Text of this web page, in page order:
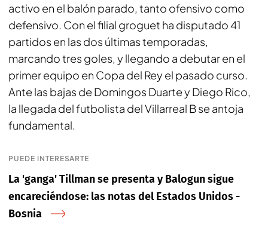
activo en el balón parado, tanto ofensivo como
defensivo. Con el filial groguet ha disputado 41
partidos en las dos últimas temporadas,
marcando tres goles, y llegando a debutar en el
primer equipo en Copa del Rey el pasado curso.
Ante las bajas de Domingos Duarte y Diego Rico,
la llegada del futbolista del Villarreal B se antoja
fundamental.
PUEDE INTERESARTE
La 'ganga' Tillman se presenta y Balogun sigue
encareciéndose: las notas del Estados Unidos -
Bosnia